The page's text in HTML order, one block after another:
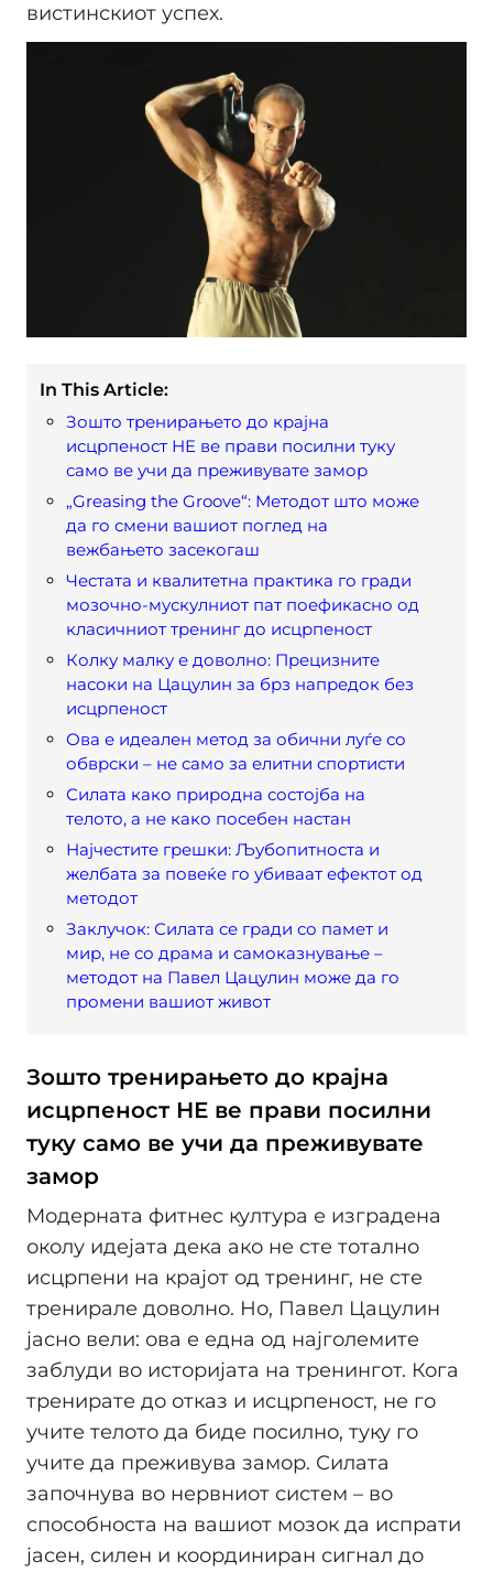
вистинскиот успех.
In This Article:
Зошто тренирањето до крајна
исцрпеност НЕ ве прави посилни туку
само ве учи да преживувате замор
„Greasing the Groove“: Методот што може
да го смени вашиот поглед на
вежбањето засекогаш
Честата и квалитетна практика го гради
мозочно-мускулниот пат поефикасно од
класичниот тренинг до исцрпеност
Колку малку е доволно: Прецизните
насоки на Цацулин за брз напредок без
исцрпеност
Ова е идеален метод за обични луѓе со
обврски – не само за елитни спортисти
Силата како природна состојба на
телото, а не како посебен настан
Најчестите грешки: Љубопитноста и
желбата за повеќе го убиваат ефектот од
методот
Заклучок: Силата се гради со памет и
мир, не со драма и самоказнување –
методот на Павел Цацулин може да го
промени вашиот живот
Зошто тренирањето до крајна
исцрпеност НЕ ве прави посилни
туку само ве учи да преживувате
замор
Модерната фитнес култура е изградена
околу идејата дека ако не сте тотално
исцрпени на крајот од тренинг, не сте
тренирале доволно. Но, Павел Цацулин
јасно вели: ова е една од најголемите
заблуди во историјата на тренингот. Кога
тренирате до отказ и исцрпеност, не го
учите телото да биде посилно, туку го
учите да преживува замор. Силата
започнува во нервниот систем – во
способноста на вашиот мозок да испрати
јасен, силен и координиран сигнал до